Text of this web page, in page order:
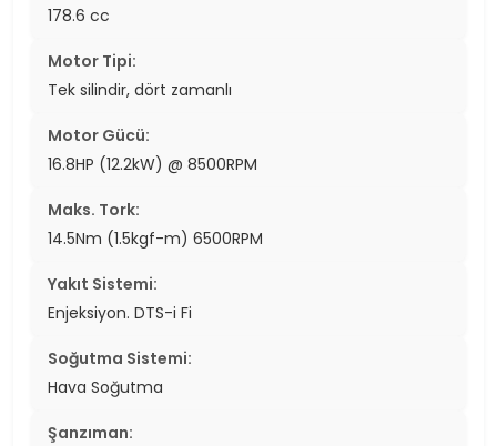
178.6 cc
Motor Tipi:
Tek silindir, dört zamanlı
Motor Gücü:
16.8HP (12.2kW) @ 8500RPM
Maks. Tork:
14.5Nm (1.5kgf-m) 6500RPM
Yakıt Sistemi:
Enjeksiyon. DTS-i Fi
Soğutma Sistemi:
Hava Soğutma
Şanzıman: